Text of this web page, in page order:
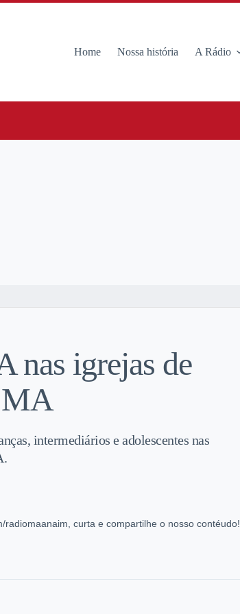
Home Nossa história A Rádio
nas igrejas de
MA
intermediários e adolescentes nas
curta e compartilhe o nosso contéudo!